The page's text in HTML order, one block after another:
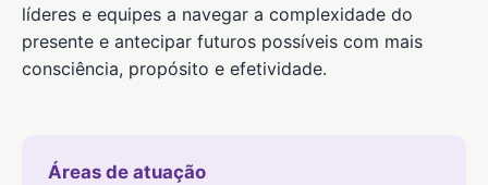
líderes e equipes a navegar a complexidade do
presente e antecipar futuros possíveis com mais
consciência, propósito e efetividade.
Áreas de atuação